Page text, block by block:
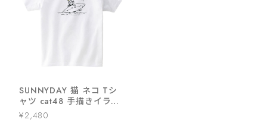
SUNNYDAY 猫 ネコ Tシ
ャツ cat48 手描きイラス
ト 猫服 ゆるキャラ ねこ柄
猫柄
¥2,480